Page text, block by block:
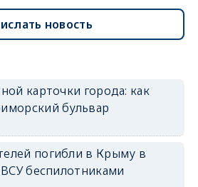
новость
карточки города: как
бульвар
погибли в Крыму в
ВСУ беспилотниками